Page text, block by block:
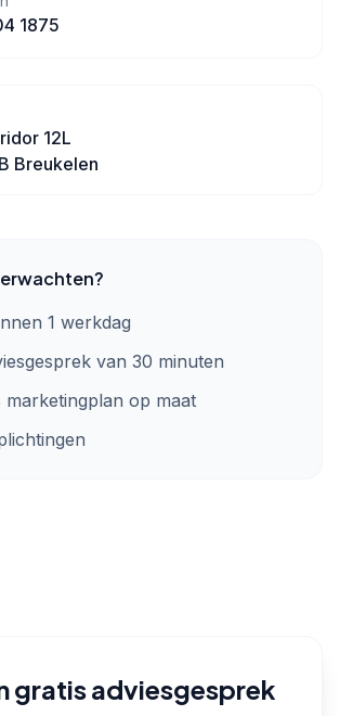
1875
12L
Breukelen
1 werkdag
van 30 minuten
marketingplan op maat
gratis adviesgesprek